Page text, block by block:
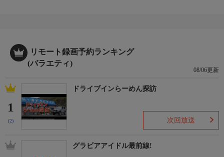
リモート録画予約ランキング
(バラエティ)
08/06更新
1
(2)
ドライブインらーめん探訪
次回放送
グラビアアイドル最前線!